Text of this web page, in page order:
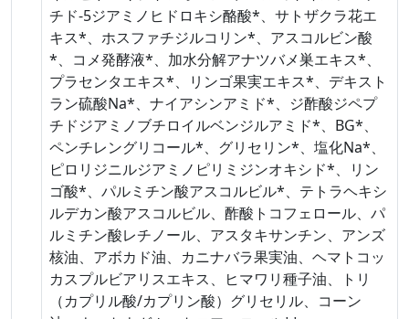
チド-5ジアミノヒドロキシ酪酸*、サトザクラ花エ
キス*、ホスファチジルコリン*、アスコルビン酸
*、コメ発酵液*、加水分解アナツバメ巣エキス*、
プラセンタエキス*、リンゴ果実エキス*、デキスト
ラン硫酸Na*、ナイアシンアミド*、ジ酢酸ジペプ
チドジアミノブチロイルベンジルアミド*、BG*、
ペンチレングリコール*、グリセリン*、塩化Na*、
ピロリジニルジアミノピリミジンオキシド*、リン
ゴ酸*、パルミチン酸アスコルビル*、テトラヘキシ
ルデカン酸アスコルビル、酢酸トコフェロール、パ
ルミチン酸レチノール、アスタキサンチン、アンズ
核油、アボカド油、カニナバラ果実油、ヘマトコッ
カスプルビアリスエキス、ヒマワリ種子油、トリ
（カプリル酸/カプリン酸）グリセリル、コーン